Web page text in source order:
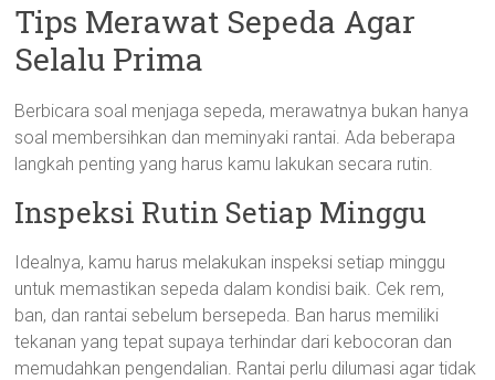
Tips Merawat Sepeda Agar
Selalu Prima
Berbicara soal menjaga sepeda, merawatnya bukan hanya
soal membersihkan dan meminyaki rantai. Ada beberapa
langkah penting yang harus kamu lakukan secara rutin.
Inspeksi Rutin Setiap Minggu
Idealnya, kamu harus melakukan inspeksi setiap minggu
untuk memastikan sepeda dalam kondisi baik. Cek rem,
ban, dan rantai sebelum bersepeda. Ban harus memiliki
tekanan yang tepat supaya terhindar dari kebocoran dan
memudahkan pengendalian. Rantai perlu dilumasi agar tidak